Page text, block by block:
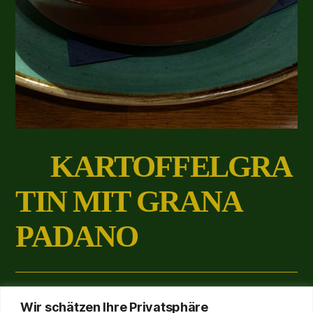
Wir schätzen Ihre Privatsphäre
KARTOFFELGRA
TIN MIT GRANA
PADANO
3,50